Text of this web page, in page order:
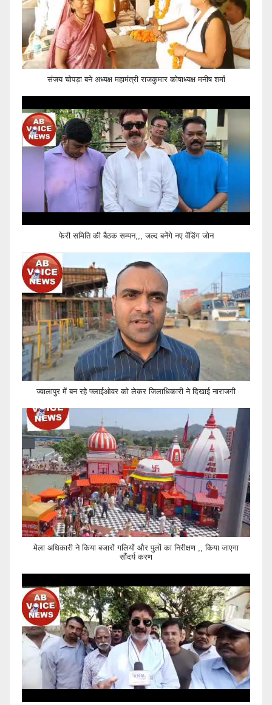
संजय चोपड़ा बने अध्यक्ष महामंत्री राजकुमार कोषाध्यक्ष मनीष शर्मा
फेरी समिति की बैठक सम्पन,,, जल्द बनेंगे नए वेंडिंग जोन
ज्वालापुर में बन रहे फ्लाईओवर को लेकर जिलाधिकारी ने दिखाई नाराजगी
मेला अधिकारी ने किया बजारों गलियों और पुलों का निरीक्षण ,, किया जाएगा
सौंदर्य करण